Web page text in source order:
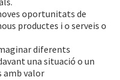
oportunitats de
productes i o serveis o
diferents
una situació o un
amb valor